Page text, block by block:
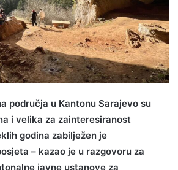
područja u Kantonu Sarajevo su
i velika za zainteresiranost
godina zabilježen je
– kazao je u razgovoru za
javne ustanove za